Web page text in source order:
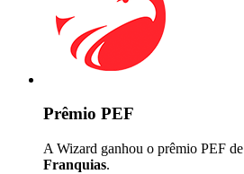
Prêmio PEF
A Wizard ganhou o prêmio PEF de
Franquias.